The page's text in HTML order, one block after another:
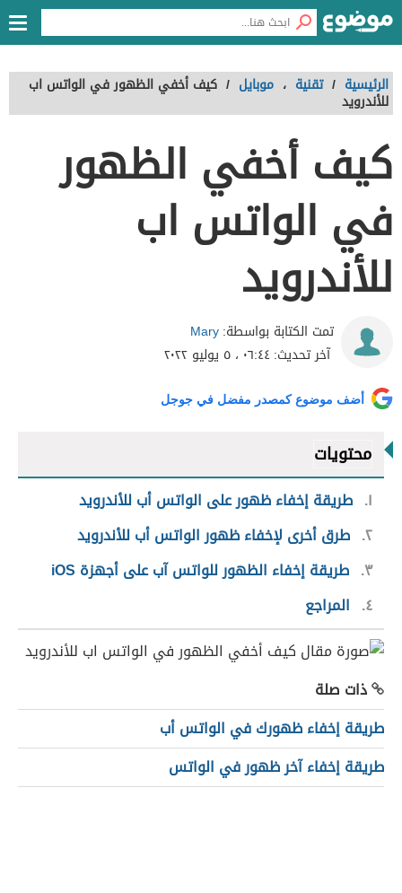
الرئيسية / تقنية ، موبايل / كيف أخفي الظهور في الواتس اب
للأندرويد
كيف أخفي الظهور
في الواتس اب
للأندرويد
تمت الكتابة بواسطة:Mary
آخر تحديث:٠٦:٤٤ ، ٥ يوليو ٢٠٢٢
أضف موضوع كمصدر مفضل في جوجل
محتويات
١ طريقة إخفاء ظهور على الواتس أب للأندرويد
٢ طرق أخرى لإخفاء ظهور الواتس أب للأندرويد
٣ طريقة إخفاء الظهور للواتس آب على أجهزة iOS
٤
المراجع
ذات صلة
طريقة إخفاء ظهورك في الواتس أب
طريقة إخفاء آخر ظهور في الواتس